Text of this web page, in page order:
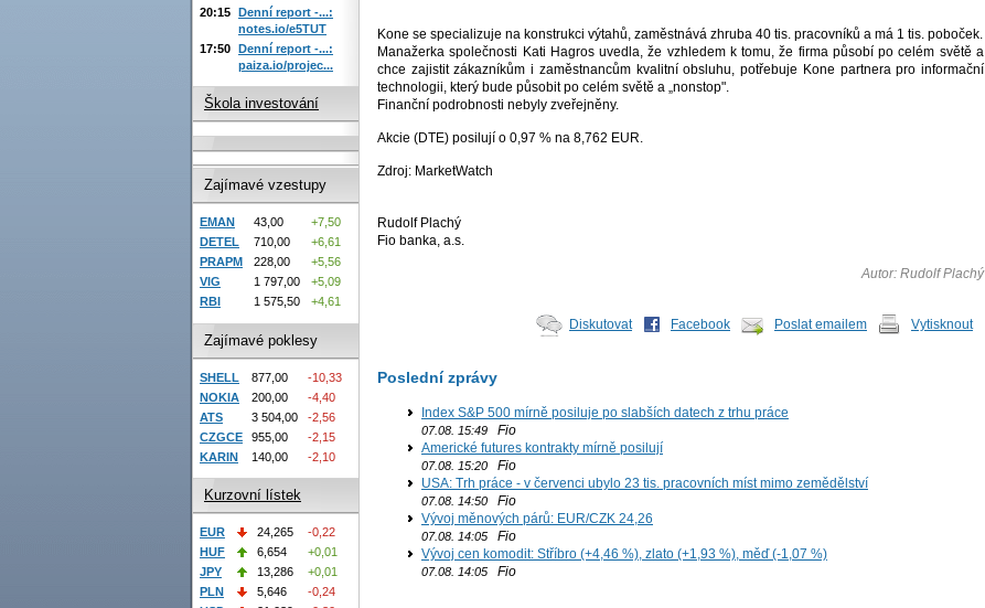
Kone se specializuje na konstrukci výtahů, zaměstnává zhruba 40 tis. pracovníků a má 1 tis. poboček.
Manažerka společnosti Kati Hagros uvedla, že vzhledem k tomu, že firma působí po celém světě a
chce zajistit zákazníkům i zaměstnancům kvalitní obsluhu, potřebuje Kone partnera pro informační
technologii, který bude působit po celém světě a „nonstop".
Finanční podrobnosti nebyly zveřejněny.
Akcie (DTE) posilují o 0,97 % na 8,762 EUR.
Zdroj: MarketWatch
Rudolf Plachý
Fio banka, a.s.
Autor: Rudolf Plachý
Diskutovat Facebook Poslat emailem Vytisknout
Poslední zprávy
Index S&P 500 mírně posiluje po slabších datech z trhu práce
07.08. 15:49 Fio
Americké futures kontrakty mírně posilují
07.08. 15:20 Fio
USA: Trh práce - v červenci ubylo 23 tis. pracovních míst mimo zemědělství
07.08. 14:50 Fio
Vývoj měnových párů: EUR/CZK 24,26
07.08. 14:05 Fio
Vývoj cen komodit: Stříbro (+4,46 %), zlato (+1,93 %), měď (-1,07 %)
07.08. 14:05 Fio
20:15 Denní report -...:
notes.io/e5TUT
17:50 Denní report -...:
paiza.io/projec...
Škola investování
Zajímavé vzestupy
EMAN 43,00
+7,50
DETEL
710,00
+6,61
PRAPM
228,00
+5,56
VIG
1 797,00
+5,09
RBI
1 575,50 +4,61
Zajímavé poklesy
SHELL 877,00
-10,33
NOKIA
200,00
-4,40
ATS
3 504,00
-2,56
CZGCE
955,00
-2,15
KARIN
140,00 -2,10
Kurzovní lístek
EUR 24,265
-0,22
HUF
6,654
+0,01
JPY
13,286
+0,01
PLN
5,646
-0,24